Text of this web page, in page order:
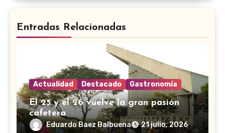
Entradas Relacionadas
Actualidad Destacado Gastronomía
El 25 y el 26 vuelve la gran pasión
cafetera
Eduardo Baez Balbuena 21 julio, 2026